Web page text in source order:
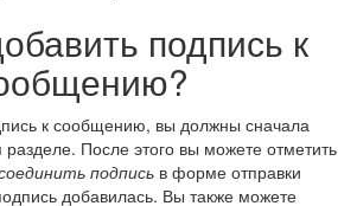
подпись к
к сообщению, вы должны сначала
разделе. После этого вы можете отметить
подпись в форме отправки
добавилась. Вы также можете